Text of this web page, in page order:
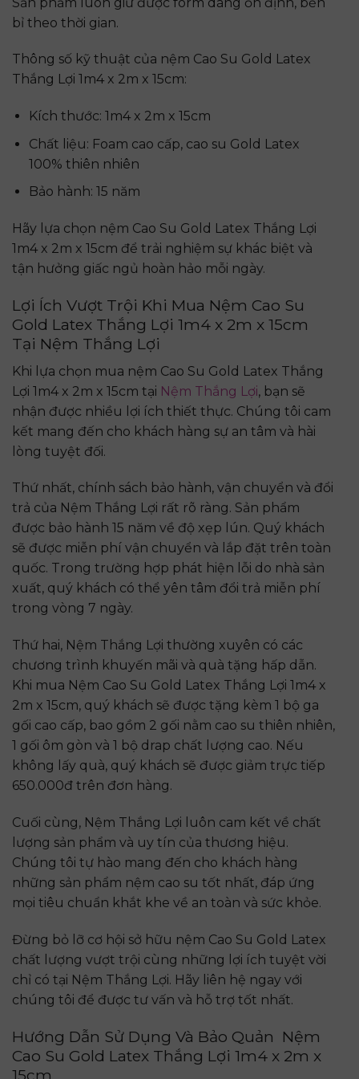
bỉ theo thời gian.
Thông số kỹ thuật của nệm Cao Su Gold Latex
Thắng Lợi 1m4 x 2m x 15cm:
Kích thước: 1m4 x 2m x 15cm
Chất liệu: Foam cao cấp, cao su Gold Latex
100% thiên nhiên
Bảo hành: 15 năm
Hãy lựa chọn nệm Cao Su Gold Latex Thắng Lợi
1m4 x 2m x 15cm để trải nghiệm sự khác biệt và
tận hưởng giấc ngủ hoàn hảo mỗi ngày.
Lợi Ích Vượt Trội Khi Mua Nệm Cao Su
Gold Latex Thắng Lợi 1m4 x 2m x 15cm
Tại Nệm Thắng Lợi
Khi lựa chọn mua nệm Cao Su Gold Latex Thắng
Lợi 1m4 x 2m x 15cm tại Nệm Thắng Lợi, bạn sẽ
nhận được nhiều lợi ích thiết thực. Chúng tôi cam
kết mang đến cho khách hàng sự an tâm và hài
lòng tuyệt đối.
Thứ nhất, chính sách bảo hành, vận chuyển và đổi
trả của Nệm Thắng Lợi rất rõ ràng. Sản phẩm
được bảo hành 15 năm về độ xẹp lún. Quý khách
sẽ được miễn phí vận chuyển và lắp đặt trên toàn
quốc. Trong trường hợp phát hiện lỗi do nhà sản
xuất, quý khách có thể yên tâm đổi trả miễn phí
trong vòng 7 ngày.
Thứ hai, Nệm Thắng Lợi thường xuyên có các
chương trình khuyến mãi và quà tặng hấp dẫn.
Khi mua Nệm Cao Su Gold Latex Thắng Lợi 1m4 x
2m x 15cm, quý khách sẽ được tặng kèm 1 bộ ga
gối cao cấp, bao gồm 2 gối nằm cao su thiên nhiên,
1 gối ôm gòn và 1 bộ drap chất lượng cao. Nếu
không lấy quà, quý khách sẽ được giảm trực tiếp
650.000đ trên đơn hàng.
Cuối cùng, Nệm Thắng Lợi luôn cam kết về chất
lượng sản phẩm và uy tín của thương hiệu.
Chúng tôi tự hào mang đến cho khách hàng
những sản phẩm nệm cao su tốt nhất, đáp ứng
mọi tiêu chuẩn khắt khe về an toàn và sức khỏe.
Đừng bỏ lỡ cơ hội sở hữu nệm Cao Su Gold Latex
chất lượng vượt trội cùng những lợi ích tuyệt vời
chỉ có tại Nệm Thắng Lợi. Hãy liên hệ ngay với
chúng tôi để được tư vấn và hỗ trợ tốt nhất.
Hướng Dẫn Sử Dụng Và Bảo Quản Nệm
Cao Su Gold Latex Thắng Lợi 1m4 x 2m x
15cm